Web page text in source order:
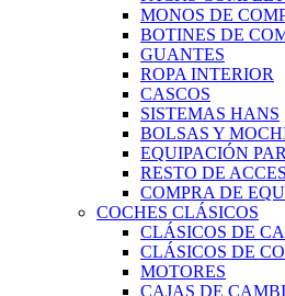
MONOS DE
BOTINES DE
GUANTES
ROPA INTERIOR
CASCOS
SISTEMAS HANS
BOLSAS Y
EQUIPACIÓN
RESTO DE
COMPRA DE
COCHES CLÁSICOS
CLÁSICOS DE
CLÁSICOS DE
MOTORES
CAJAS DE